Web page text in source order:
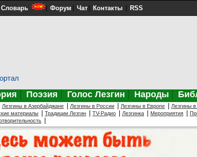
Словарь Форум Чат Контакты RSS
Поэзия Голос Лезгин Народы
Лезгины в Азербайджане Лезгины в России Лезгины в Европе Лезгины
материалы Традиции Лезгин TV-Радио Лезгинка Мероприятия